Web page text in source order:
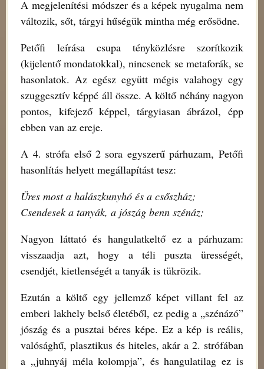
A megjelenítési módszer és a képek nyugalma nem
változik, sőt, tárgyi hűségük mintha még erősödne.
Petőfi leírása csupa tényközlésre szorítkozik
(kijelentő mondatokkal), nincsenek se metaforák, se
hasonlatok. Az egész együtt mégis valahogy egy
szuggesztív képpé áll össze. A költő néhány nagyon
pontos, kifejező képpel, tárgyiasan ábrázol, épp
ebben van az ereje.
A 4. strófa első 2 sora egyszerű párhuzam, Petőfi
hasonlítás helyett megállapítást tesz:
Üres most a halászkunyhó és a csőszház;
Csendesek a tanyák, a jószág benn szénáz;
Nagyon láttató és hangulatkeltő ez a párhuzam:
visszaadja azt, hogy a téli puszta ürességét,
csendjét, kietlenségét a tanyák is tükrözik.
Ezután a költő egy jellemző képet villant fel az
emberi lakhely belső életéből, ez pedig a „szénázó”
jószág és a pusztai béres képe. Ez a kép is reális,
valósághű, plasztikus és hiteles, akár a 2. strófában
a „juhnyáj méla kolompja”, és hangulatilag ez is